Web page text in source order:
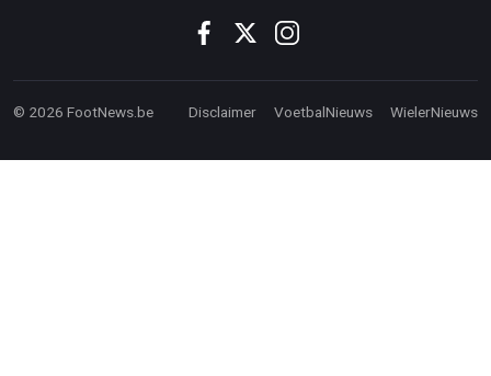
© 2026 FootNews.be Disclaimer VoetbalNieuws WielerNieuws